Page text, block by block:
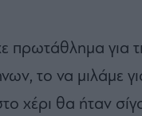
πρωτάθλημα για
το να μιλάμε
χέρι θα ήταν